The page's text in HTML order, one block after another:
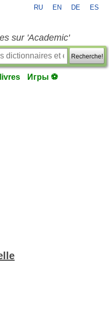
RU EN DE ES
sur 'Academic'
Recherche!
livres Игры ⚽